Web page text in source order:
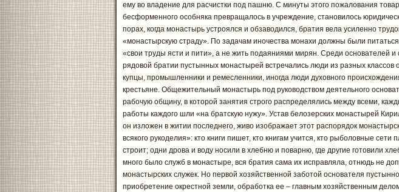
ему во владение для расчистки под пашню. С минуты этого пожалования
бесформенного особняка превращалось в учреждение, становилось
порах, когда монастырь устроялся и обзаводился, братия вела усиленно
«монастырскую страду». По задачам иночества монахи должны были питаться
«свои труды ясти и пити», а не жить подаяниями мирян. Среди основателей
рядовой братии пустынных монастырей встречались люди из разных классов
купцы, промышленники и ремесленники, иногда люди духовного
крестьяне. Общежительный монастырь под руководством деятельного
рабочую общину, в которой занятия строго распределялись между всеми,
работы каждого шли «на братскую нужу». Устав белозерских монастырей
он изложен в житии последнего, живо изображает этот распорядок
всякого рукоделия»: кто книги пишет, кто книгам учится, кто рыболовные сети
строит; одни дрова и воду носили в хлебню и поварню, где другие готовили
много было служб в монастыре, вся братия сама их исправляла, отнюдь не
монастырских служек. Но первой хозяйственной заботой основателя
приобретение окрестной земли, обработка ее – главным хозяйственным